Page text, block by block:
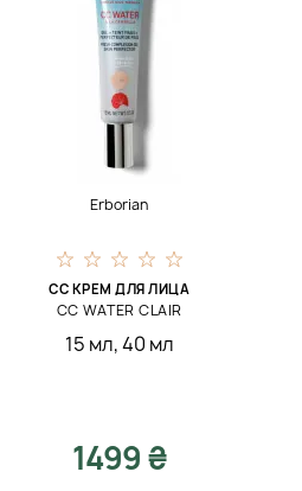
Erborian
CC КРЕМ ДЛЯ ЛИЦА
CC WATER CLAIR
15 мл,40 мл
1499 ₴